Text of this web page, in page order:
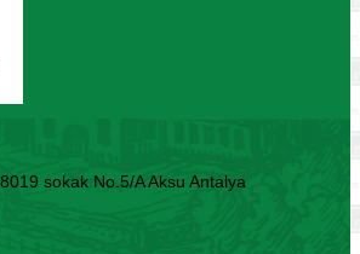
sokak No.5/A Aksu Antalya